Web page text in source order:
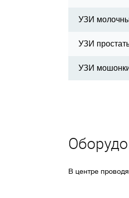
УЗИ
УЗИ
УЗИ
В центре